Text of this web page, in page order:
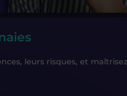
leurs risques, et